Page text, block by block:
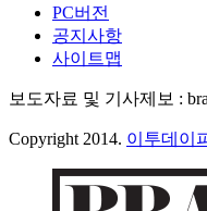
PC버전
공지사항
사이트맵
보도자료 및 기사제보 :
Copyright 2014. 이투데이